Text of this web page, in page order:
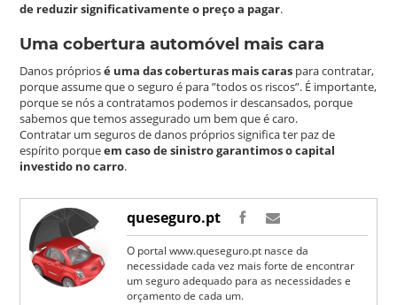
de reduzir significativamente o preço a pagar.
Uma cobertura automóvel mais cara
Danos própriosé uma das coberturas mais caras para contratar,
porque assume que o seguro é para ”todos os riscos”. É importante,
porque se nós a contratamos podemos ir descansados, porque
sabemos que temos assegurado um bem que é caro.
Contratar um seguros de danos próprios significa ter paz de
espírito porqueem caso de sinistro garantimos o capital
investido no carro.
queseguro.pt
O portal www.queseguro.pt nasce da
necessidade cada vez mais forte de encontrar
um seguro adequado para as necessidades e
orçamento de cada um.